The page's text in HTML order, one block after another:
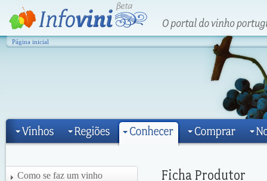
Página inicial
Como se faz um vinho